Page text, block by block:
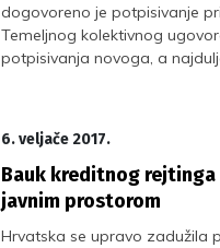
dogovoreno je potpisivanje
Temeljnog kolektivnog
potpisivanja novoga, a
6. veljače 2017.
Bauk kreditnog
javnim prostorom
Hrvatska se upravo zadužila